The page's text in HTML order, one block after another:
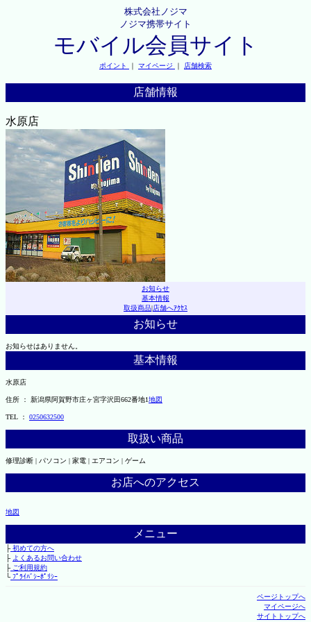
株式会社ノジマ
ノジマ携帯サイト
モバイル会員サイト
ポイント ｜ マイページ ｜ 店舗検索
店舗情報
水原店
お知らせ
基本情報
取扱商品|店舗へｱｸｾｽ
お知らせ
お知らせはありません。
基本情報
水原店
住所 ： 新潟県阿賀野市庄ヶ宮字沢田662番地1地図
TEL ： 0250632500
取扱い商品
修理診断 | パソコン | 家電 | エアコン | ゲーム
お店へのアクセス
地図
メニュー
├初めての方へ
├ よくあるお問い合わせ
├ご利用規約
└ﾌﾟﾗｲﾊﾞｼｰﾎﾟﾘｼｰ
ページトップへ
マイページへ
サイトトップへ